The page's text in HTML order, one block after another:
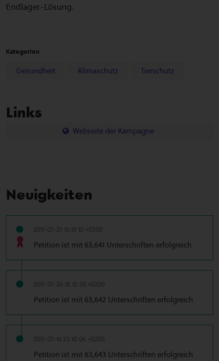
Endlager-Lösung.
Kategorien
Gesundheit Klimaschutz Tierschutz
Links
Webseite der Kampagne
Neuigkeiten
2017-07-27 15:10:10 +0200
Petition ist mit 63,641 Unterschriften erfolgreich
2017-07-26 18:10:05 +0200
Petition ist mit 63,642 Unterschriften erfolgreich
2017-07-16 23:10:06 +0200
Petition ist mit 63,643 Unterschriften erfolgreich